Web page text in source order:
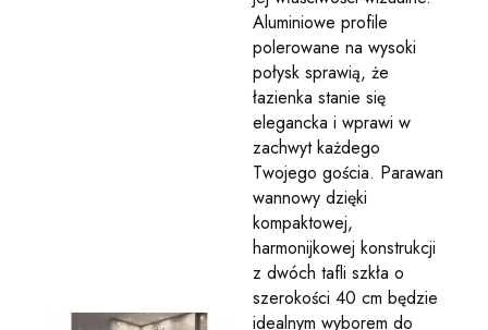
Aluminiowe profile
polerowane na wysoki
połysk sprawią, że
łazienka stanie się
elegancka i wprawi w
zachwyt każdego
Twojego gościa. Parawan
wannowy dzięki
kompaktowej,
harmonijkowej konstrukcji
z dwóch tafli szkła o
szerokości 40 cm będzie
idealnym wyborem do